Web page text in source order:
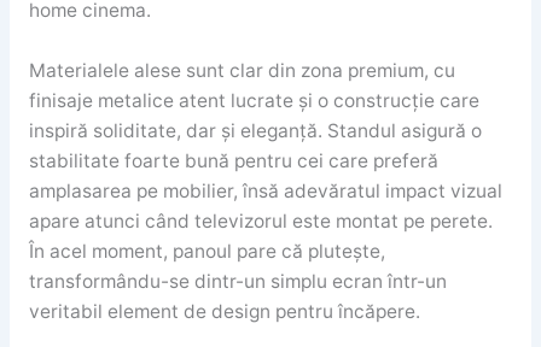
home cinema.
Materialele alese sunt clar din zona premium, cu
finisaje metalice atent lucrate și o construcție care
inspiră soliditate, dar și eleganță. Standul asigură o
stabilitate foarte bună pentru cei care preferă
amplasarea pe mobilier, însă adevăratul impact vizual
apare atunci când televizorul este montat pe perete.
În acel moment, panoul pare că plutește,
transformându-se dintr-un simplu ecran într-un
veritabil element de design pentru încăpere.